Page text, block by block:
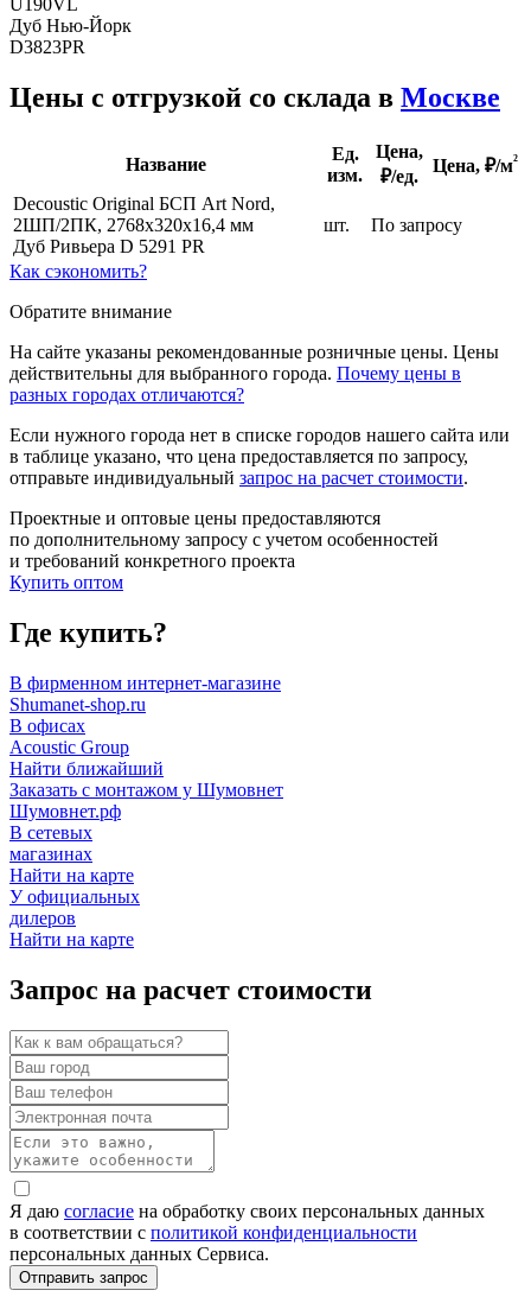
U190VL
Дуб Нью-Йорк
D3823PR
Цены с отгрузкой со склада в Москве
Название
Ед.
изм.
Цена,
₽/ед.
Цена, ₽/м²
Decoustic Original БСП Art Nord,
2ШП/2ПК, 2768х320х16,4 мм
Дуб Ривьера D 5291 PR
шт. По запросу
Как сэкономить?
Обратите внимание
На сайте указаны рекомендованные розничные цены. Цены
действительны для выбранного города. Почему цены в
разных городах отличаются?
Если нужного города нет в списке городов нашего сайта или
в таблице указано, что цена предоставляется по запросу,
отправьте индивидуальный запрос на расчет стоимости.
Проектные и оптовые цены предоставляются
по дополнительному запросу с учетом особенностей
и требований конкретного проекта
Купить оптом
Где купить?
В фирменном интернет-магазине
Shumanet-shop.ru
В офисах
Acoustic Group
Найти ближайший
Заказать с монтажом у Шумовнет
Шумовнет.рф
В сетевых
магазинах
Найти на карте
У официальных
дилеров
Найти на карте
Запрос на расчет стоимости
Я даю согласие на обработку своих персональных данных
в соответствии с политикой конфиденциальности
персональных данных Сервиса.